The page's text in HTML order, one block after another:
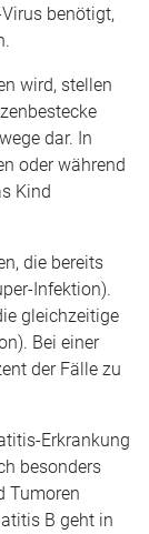
benötigt,
wird, stellen
dar. In
oder während
Kind
die bereits
Infektion).
gleichzeitige
Bei einer
der Fälle zu
Erkrankung
besonders
Tumoren
B geht in